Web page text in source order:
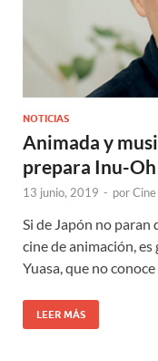
NOTICIAS
Animada y
prepara Inu-Oh
13 junio, 2019 - por
Si de Japón no
cine de animación,
Yuasa, que no
LEER MÁS